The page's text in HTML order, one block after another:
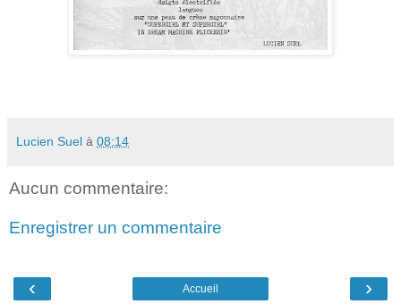
Lucien Suel à 08:14
Aucun commentaire:
Enregistrer un commentaire
‹ ›
Accueil